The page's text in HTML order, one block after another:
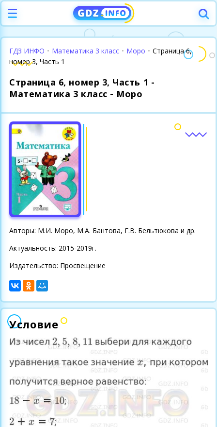
ГДЗ ИНФО • Математика 3 класс • Моро • Страница 6,
номер 3, Часть 1
Страница 6, номер 3, Часть 1 -
Математика 3 класс - Моро
Авторы: М.И. Моро, М.А. Бантова, Г.В. Бельтюкова и др.
Актуальность: 2015-2019г.
Издательство: Просвещение
Условие